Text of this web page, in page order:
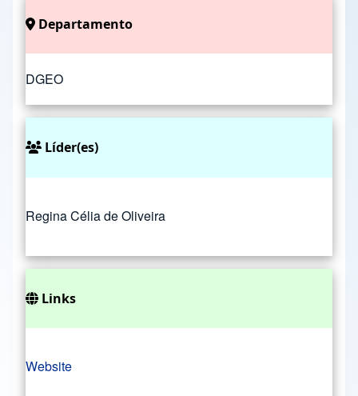
Departamento
DGEO
Líder(es)
Regina Célia de Oliveira
Links
Website